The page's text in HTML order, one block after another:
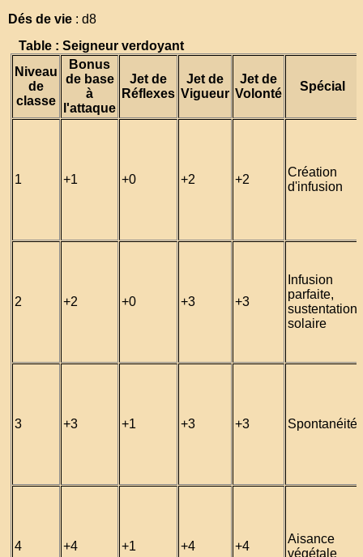
Dés de vie : d8
Table : Seigneur verdoyant
Niveau
de
classe
Bonus
de base
à
l'attaque
Jet de
Réflexes
Jet de
Vigueur
Jet de
Volonté
Spécial
1 +1 +0 +2 +2
Création
d'infusion
2 +2 +0 +3 +3
Infusion
parfaite,
sustentation
solaire
3 +3 +1 +3 +3 Spontanéité
4 +4 +1 +4 +4
Aisance
végétale